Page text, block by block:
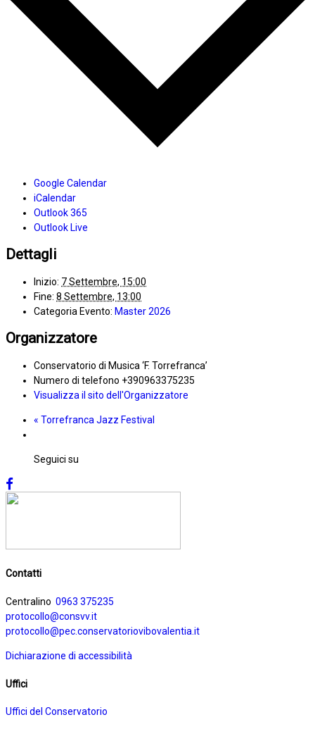
Google Calendar
iCalendar
Outlook 365
Outlook Live
Dettagli
Inizio: 7 Settembre, 15:00
Fine: 8 Settembre, 13:00
Categoria Evento: Master 2026
Organizzatore
Conservatorio di Musica ‘F. Torrefranca’
Numero di telefono +390963375235
Visualizza il sito dell'Organizzatore
« Torrefranca Jazz Festival
Seguici su
Contatti
Centralino 0963 375235
protocollo@consvv.it
protocollo@pec.conservatoriovibovalentia.it
Dichiarazione di accessibilità
Uffici
Uffici del Conservatorio